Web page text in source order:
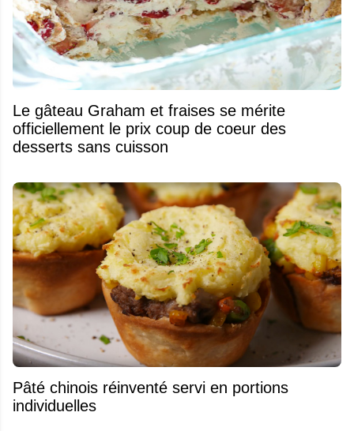
Le gâteau Graham et fraises se mérite
officiellement le prix coup de coeur des
desserts sans cuisson
Pâté chinois réinventé servi en portions
individuelles